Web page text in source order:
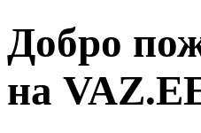
Добро
на